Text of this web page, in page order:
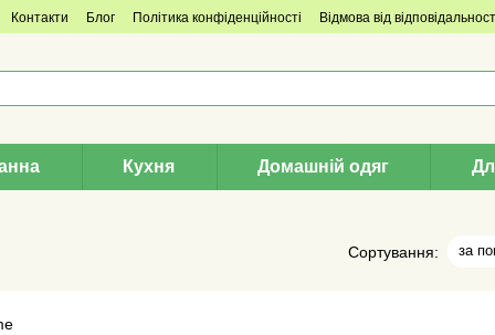
Контакти Блог Політика конфіденційності
Відмова від
Кухня Домашній одяг
Сортування: за